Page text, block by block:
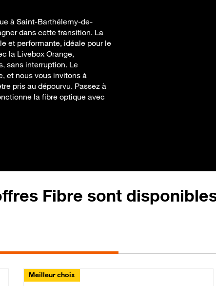
à Saint-Barthélemy-de-
dans cette transition. La
et performante, idéale pour le
la Livebox Orange,
sans interruption. Le
et nous vous invitons à
pris au dépourvu. Passez à
la fibre optique avec
Fibre sont
Meilleur choix